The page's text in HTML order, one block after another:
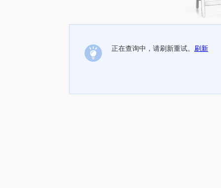
正在查询中，请刷新重试。 刷新